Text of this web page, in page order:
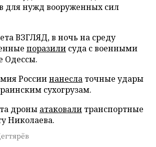
для нужд вооруженных сил
ВЗГЛЯД, в ночь на среду
поразили суда с военными
Одессы.
Россиинанесла точные удары
сухогрузам.
дроны атаковали транспортные
Николаева.